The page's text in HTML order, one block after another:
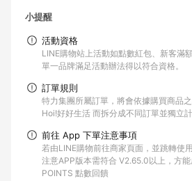
小提醒
活動資格
LINE購物站上活動如點數紅包、新客滿
單一品牌滿足活動辦法得以符合資格。
訂單規則
特力集團所屬訂單，將會依據購買商品
Hoi!好好生活 而拆分成不同訂單並獨立計
前往 App 下單注意事項
若由LINE購物前往商家頁面，並跳轉使
注意APP版本需符合 V2.65.0以上，方
POINTS 點數回饋